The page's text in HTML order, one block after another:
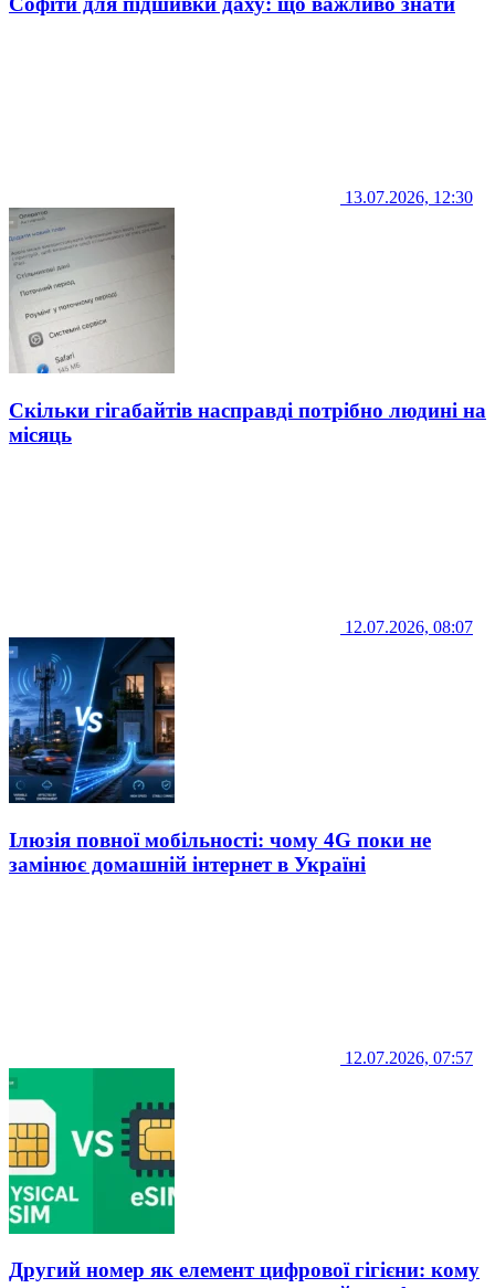
13.07.2026, 12:30
Скільки гігабайтів насправді потрібно людині на
місяць
12.07.2026, 08:07
Ілюзія повної мобільності: чому 4G поки не
замінює домашній інтернет в Україні
12.07.2026, 07:57
Другий номер як елемент цифрової гігієни: кому